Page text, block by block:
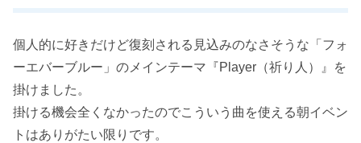
個人的に好きだけど復刻される見込みのなさそうな「フォ
ーエバーブルー」のメインテーマ『Player（祈り人）』を
掛けました。
掛ける機会全くなかったのでこういう曲を使える朝イベン
トはありがたい限りです。